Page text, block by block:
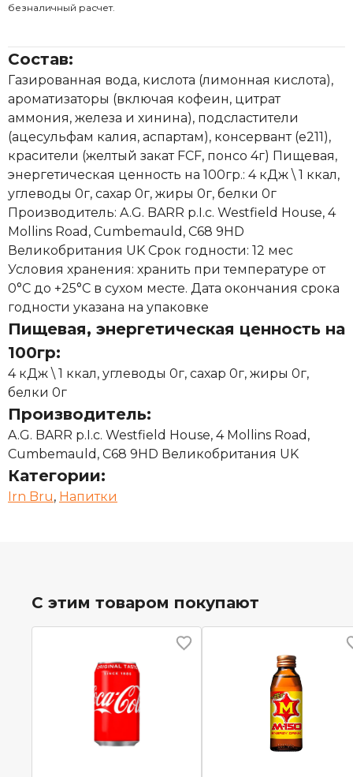
безналичный расчет.
Состав:
Газированная вода, кислота (лимонная кислота),
ароматизаторы (включая кофеин, цитрат
аммония, железа и хинина), подсластители
(ацесульфам калия, аспартам), консервант (е211),
красители (желтый закат FCF, понсо 4г) Пищевая,
энергетическая ценность на 100гр.: 4 кДж \ 1 ккал,
углеводы 0г, сахар 0г, жиры 0г, белки 0г
Производитель: A.G. BARR p.I.c. Westfield House, 4
Mollins Road, Cumbemauld, C68 9HD
Великобритания UK Срок годности: 12 мес
Условия хранения: хранить при температуре от
0°С до +25°С в сухом месте. Дата окончания срока
годности указана на упаковке
Пищевая, энергетическая ценность на
100гр:
4 кДж \ 1 ккал, углеводы 0г, сахар 0г, жиры 0г,
белки 0г
Производитель:
A.G. BARR p.I.c. Westfield House, 4 Mollins Road,
Cumbemauld, C68 9HD Великобритания UK
Категории:
Irn Bru, Напитки
С этим товаром покупают